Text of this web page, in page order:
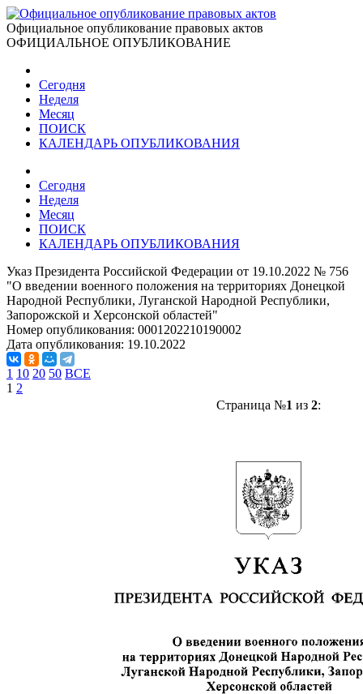
Официальное опубликование правовых актов
ОФИЦИАЛЬНОЕ ОПУБЛИКОВАНИЕ
Сегодня
Неделя
Месяц
ПОИСК
КАЛЕНДАРЬ ОПУБЛИКОВАНИЯ
Сегодня
Неделя
Месяц
ПОИСК
КАЛЕНДАРЬ ОПУБЛИКОВАНИЯ
Указ Президента Российской Федерации от 19.10.2022 № 756
"О введении военного положения на территориях Донецкой
Народной Республики, Луганской Народной Республики,
Запорожской и Херсонской областей"
Номер опубликования: 0001202210190002
Дата опубликования: 19.10.2022
1 10 20 50 ВСЕ
1 2
Страница №1 из 2: